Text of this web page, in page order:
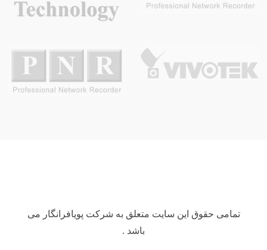
تمامی حقوق این سایت متعلق به شرکت پویافرانگار می
باشد .